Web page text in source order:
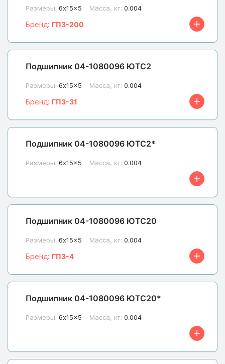
Размеры: 6x15x5 Масса, кг: 0.004
Бренд: ГПЗ-200
Подшипник 04-1080096 ЮТС2
Размеры: 6x15x5 Масса, кг: 0.004
Бренд: ГПЗ-31
Подшипник 04-1080096 ЮТС2*
Размеры: 6x15x5 Масса, кг: 0.004
Подшипник 04-1080096 ЮТС20
Размеры: 6x15x5 Масса, кг: 0.004
Бренд: ГПЗ-4
Подшипник 04-1080096 ЮТС20*
Размеры: 6x15x5 Масса, кг: 0.004